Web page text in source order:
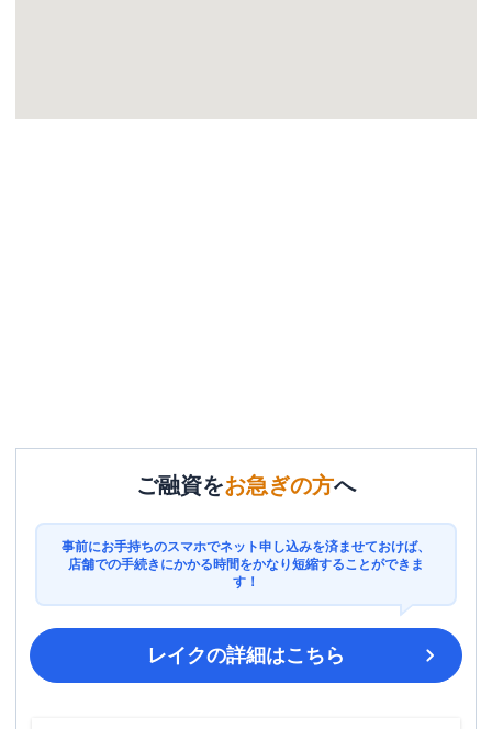
ご融資をお急ぎの方へ
事前にお手持ちのスマホでネット申し込みを済ませておけば、
店舗での手続きにかかる時間をかなり短縮することができま
す！
レイクの詳細はこちら